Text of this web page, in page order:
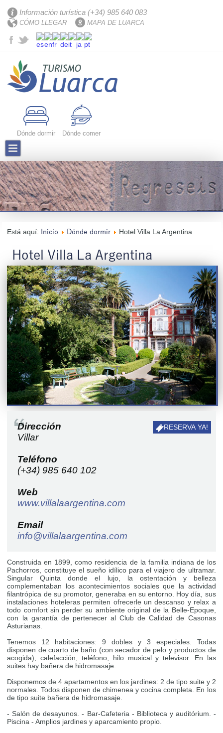
Información turística (+34) 985 640 083
CÓMO LLEGAR MAPA DE LUARCA
Dónde dormir Dónde comer
Está aquí: Inicio Dónde dormir Hotel Villa La Argentina
Hotel Villa La Argentina
RESERVA YA!
Dirección
Villar
Teléfono
(+34) 985 640 102
Web
www.villalaargentina.com
Email
info@villalaargentina.com
Construida en 1899, como residencia de la familia indiana de los
Pachorros, constituye el sueño idílico para el viajero de ultramar.
Singular Quinta donde el lujo, la ostentación y belleza
complementaban los acontecimientos sociales que la actividad
filantrópica de su promotor, generaba en su entorno. Hoy día, sus
instalaciones hoteleras permiten ofrecerle un descanso y relax a
todo comfort sin perder su ambiente original de la Belle-Epoque,
con la garantía de pertenecer al Club de Calidad de Casonas
Asturianas.
Tenemos 12 habitaciones: 9 dobles y 3 especiales. Todas
disponen de cuarto de baño (con secador de pelo y productos de
acogida), calefacción, teléfono, hilo musical y televisor. En las
suites hay bañera de hidromasaje.
Disponemos de 4 apartamentos en los jardines: 2 de tipo suite y 2
normales. Todos disponen de chimenea y cocina completa. En los
de tipo suite bañera de hidromasaje.
- Salón de desayunos. - Bar-Cafeteria - Biblioteca y auditórium. -
Piscina - Amplios jardines y aparcamiento propio.